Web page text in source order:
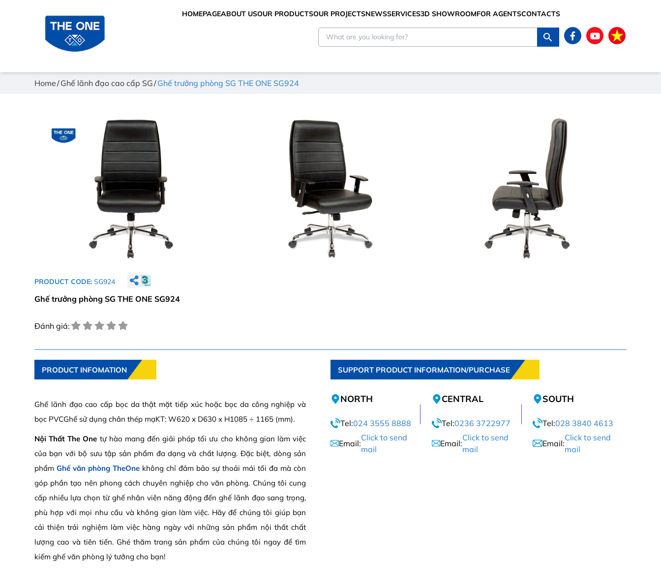
HOMEPAGEABOUT USOUR PRODUCTSOUR PROJECTSNEWSSERVICES3D SHOWROOMFOR AGENTSCONTACTS
Home Ghế lãnh đạo cao cấp SG Ghế trưởng phòng SG THE ONE SG924
PRODUCT CODE: SG924
Ghế trưởng phòng SG THE ONE SG924
Đánh giá:
PRODUCT INFOMATION
Ghế lãnh đạo cao cấp bọc da thật mặt tiếp xúc hoặc bọc da công nghiệp và
bọc PVCGhế sử dụng chân thép mạKT: W620 x D630 x H1085 ÷ 1165 (mm).
Nội Thất The One tự hào mang đến giải pháp tối ưu cho không gian làm việc
của bạn với bộ sưu tập sản phẩm đa dạng và chất lượng. Đặc biệt, dòng sản
phẩm Ghế văn phòng TheOne không chỉ đảm bảo sự thoải mái tối đa mà còn
góp phần tạo nên phong cách chuyên nghiệp cho văn phòng. Chúng tôi cung
cấp nhiều lựa chọn từ ghế nhân viên năng động đến ghế lãnh đạo sang trọng,
phù hợp với mọi nhu cầu và không gian làm việc. Hãy để chúng tôi giúp bạn
cải thiện trải nghiệm làm việc hàng ngày với những sản phẩm nội thất chất
lượng cao và tiên tiến. Ghé thăm trang sản phẩm của chúng tôi ngay để tìm
kiếm ghế văn phòng lý tưởng cho bạn!
SUPPORT PRODUCT INFORMATION/PURCHASE
NORTH
Tel:024 3555 8888
Email:
Click to send
mail
CENTRAL
Tel:0236 3722977
Email:
Click to send
mail
SOUTH
Tel:028 3840 4613
Email:
Click to send
mail